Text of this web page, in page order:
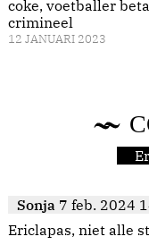
coke, voetballer
crimineel
12 JANUARI 2023
Sonja 7 feb. 2024
Ericlapas, niet alle